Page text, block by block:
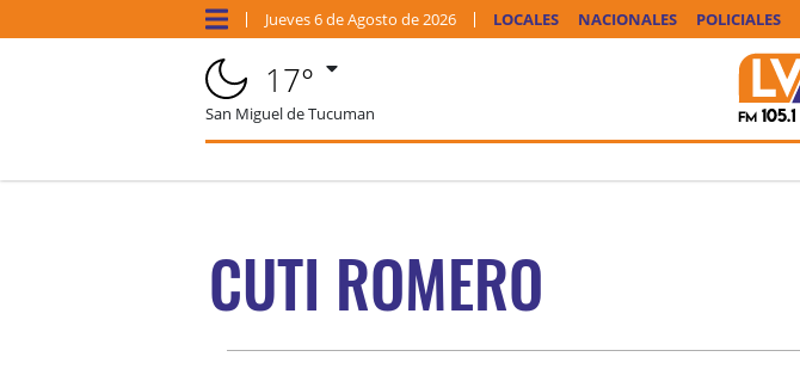
Jueves6 deAgosto de 2026 LOCALES NACIONALES POLICIALES
17°
San Miguel de Tucuman
CUTI ROMERO